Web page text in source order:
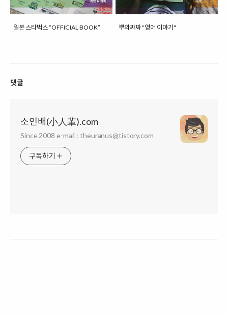
일본 스타벅스 “OFFICIAL BOOK” 뿌와쨔쨔 "영어 이야기"
댓글
소인배(小人輩).com
Since 2008 e-mail : theuranus@tistory.com
구독하기